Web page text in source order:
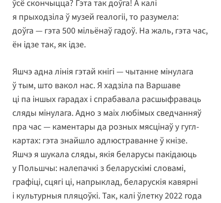
ўсё скончыцца? Гэта так доўга! А калі
я прыходзіла ў музей геалогіі, то разумела:
доўга — гэта 500 мільёнаў гадоў. На жаль, гэта час,
ён ідзе так, як ідзе.
Яшчэ адна лінія гэтай кнігі — чытанне мінулага
ў тым, што вакол нас. Я хадзіла па Варшаве
ці па іншых гарадах і спрабавала расшыфраваць
сляды мінулага. Адно з маіх любімых сведчанняў
пра час — каментары да розных мясцінаў у гугл-
картах: гэта знайшло адлюстраванне ў кнізе.
Яшчэ я шукала сляды, якія беларусы пакідаюць
у Польшчы: налепачкі з беларускімі словамі,
графіці, сцягі ці, напрыклад, беларускія кавярні
і культурныя пляцоўкі. Так, калі ўлетку 2022 года